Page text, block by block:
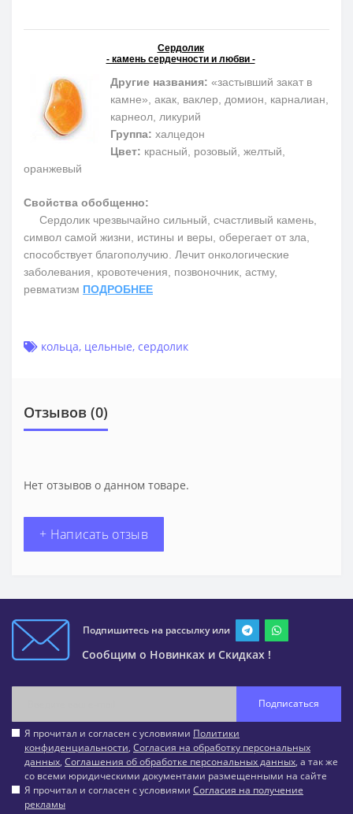
Сердолик
- камень сердечности и любви -
Другие названия: «застывший закат в
камне», акак, ваклер, домион, карналиан,
карнеол, ликурий
Группа: халцедон
Цвет: красный, розовый, желтый,
оранжевый
Свойства обобщенно:
Сердолик чрезвычайно сильный, счастливый камень,
символ самой жизни, истины и веры, оберегает от зла,
способствует благополучию. Лечит онкологические
заболевания, кровотечения, позвоночник, астму,
ревматизм ПОДРОБНЕЕ
кольца, цельные, сердолик
Отзывов (0)
Нет отзывов о данном товаре.
+ Написать отзыв
Подпишитесь на рассылку или
Сообщим о Новинках и Скидках !
Подписаться
Я прочитал и согласен с условиями Политики
конфиденциальности, Согласия на обработку персональных
данных, Соглашения об обработке персональных данных, а так же
со всеми юридическими документами размещенными на сайте
Я прочитал и согласен с условиями Согласия на получение
рекламы